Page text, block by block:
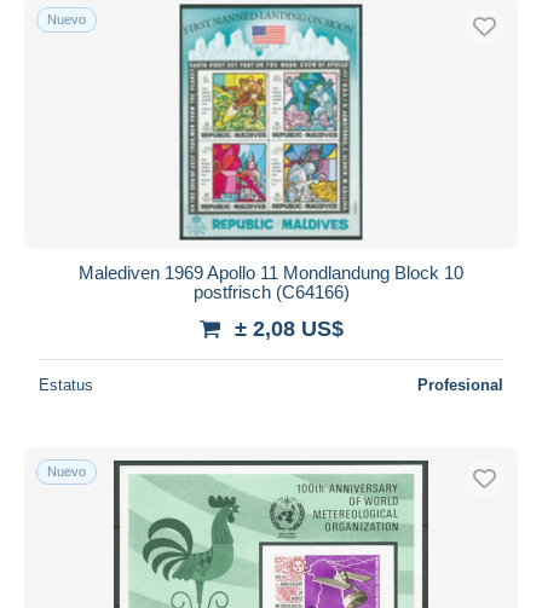
Nuevo
Malediven 1969 Apollo 11 Mondlandung Block 10
postfrisch (C64166)
± 2,08 US$
Estatus Profesional
Nuevo